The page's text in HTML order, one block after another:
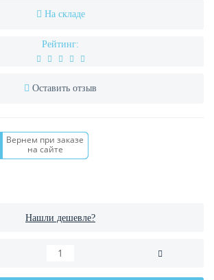
На складе
Рейтинг:
Оставить отзыв
Вернем при заказе
на сайте
Нашли дешевле?